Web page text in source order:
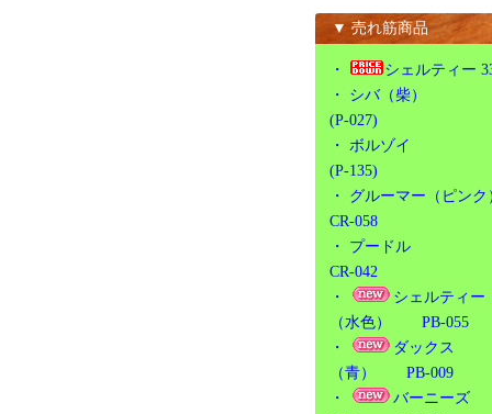
▼ 売れ筋商品
・
シェルティー
・ シバ（柴）
(P-027)
・ ボルゾイ
(P-135)
・ グルーマー（ピンク
CR-058
・ プードル
CR-042
・
シェルティー
（水色） PB-055
・
ダックス
（青） PB-009
・
バーニーズ